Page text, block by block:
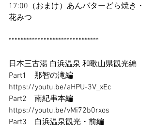
17:00（おまけ）あんバターどら焼き・
花みつ
*******************************
日本三古湯 白浜温泉 和歌山県観光編
Part1　那智の滝編
https://youtu.be/aHPU-3V_xEc
Part2　南紀串本編
https://youtu.be/vMi72b0rxos
Part3　白浜温泉観光・前編